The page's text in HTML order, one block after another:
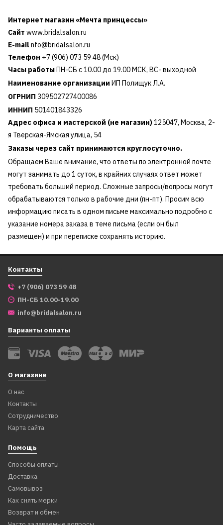
Интернет магазин «Мечта принцессы»
Сайт www.bridalsalon.ru
E-mailnfo@bridalsalon.ru
Телефон +7 (906) 073 59 48 (Мск)
Часы работыПН-СБ с 10.00 до 19.00 МСК, ВС- выходной
Наименование организации ИП Полищук Л.А.
ОГРНИП 309502727400086
ИННИП 501401843326
Адрес офиса и мастерской (не магазин)125047, Москва, 2-
я Тверская-Ямская улица, 54
Заказы через сайт принимаются круглосуточно.
Обращаем Ваше внимание, что ответы по электронной почте
могут занимать до 1 суток, в крайних случаях ответ может
требовать больший период. Сложные запросы/вопросы могут
обрабатываются только в рабочие дни (пн-пт). Просим всю
информацию писать в одном письме максимально подробно с
указание номера заказа в теме письма (если он был
размещен) и при переписке сохранять историю.
Контакты
+7 (906) 073 59 48
ПН-СБ 10.00-19.00
info@bridalsalon.ru
Варианты оплаты
О магазине
О нас
Контакты
Сотрудничество
Карта сайта
Помощь
Способы оплаты
Доставка
Самовывоз
Как снять мерки
Возврат и обмен